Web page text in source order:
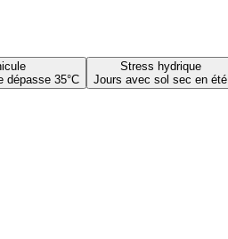
dépasse 35°C
Stress hydrique
Jours avec sol sec en été